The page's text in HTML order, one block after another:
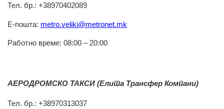
Тел. бр.: +38970402089
Е-пошта: metro.veliki@metronet.mk
Работно време: 08:00 – 20:00
АЕРОДРОМСКО ТАКСИ (Елита Трансфер Компани)
Тел. бр.: +38970313037